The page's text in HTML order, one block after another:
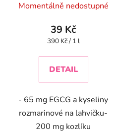
Momentálně nedostupné
39 Kč
Měrná
390 Kč / 1 l
DETAIL
- 65 mg EGCG a kyseliny
rozmarinové na lahvičku-
200 mg kozlíku